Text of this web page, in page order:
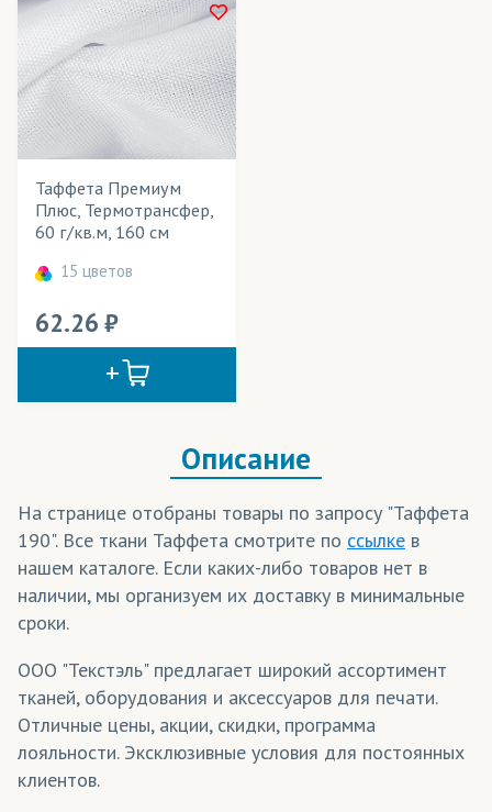
Джерси(трикотаж)
Дисплей(ткани)
Дьюспо(ткани)
Интерлок полиэфирный
КИАН (Италия)(чернила)
Канва(ткани)
Кашибо(трикотаж)
Креп-Атлас
Креп-Сатин(трикотаж)
Кристина(ткани)
Лайтбокс(ткани)
Лайтекс(ткани)
Лакросс
Ложная сетка(трикотаж)
Мартиндейл(ткани)
Микрофибра(трикотаж)
Микрофлис
Таффета Премиум
Плюс, Термотрансфер,
60 г/кв.м, 160 см
15 цветов
62.26
Описание
На странице отобраны товары по запросу "Таффета
190". Все ткани Таффета смотрите по ссылке в
нашем каталоге. Если каких-либо товаров нет в
наличии, мы организуем их доставку в минимальные
сроки.
ООО "Текстэль" предлагает широкий ассортимент
тканей, оборудования и аксессуаров для печати.
Отличные цены, акции, скидки, программа
лояльности. Эксклюзивные условия для постоянных
клиентов.